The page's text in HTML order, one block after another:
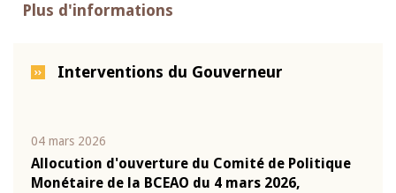
Plus d'informations
Interventions du Gouverneur
04 mars 2026
Allocution d'ouverture du Comité de Politique
Monétaire de la BCEAO du 4 mars 2026,